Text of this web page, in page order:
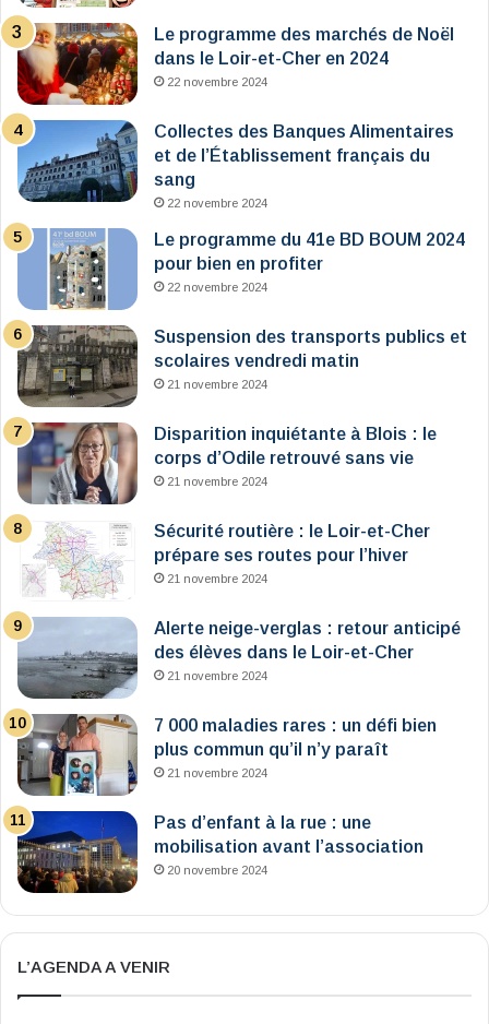
Le programme des marchés de Noël
dans le Loir-et-Cher en 2024
22 novembre 2024
Collectes des Banques Alimentaires
et de l’Établissement français du
sang
22 novembre 2024
Le programme du 41e BD BOUM 2024
pour bien en profiter
22 novembre 2024
Suspension des transports publics et
scolaires vendredi matin
21 novembre 2024
Disparition inquiétante à Blois : le
corps d’Odile retrouvé sans vie
21 novembre 2024
Sécurité routière : le Loir-et-Cher
prépare ses routes pour l’hiver
21 novembre 2024
Alerte neige-verglas : retour anticipé
des élèves dans le Loir-et-Cher
21 novembre 2024
7 000 maladies rares : un défi bien
plus commun qu’il n’y paraît
21 novembre 2024
Pas d’enfant à la rue : une
mobilisation avant l’association
20 novembre 2024
L’AGENDA A VENIR